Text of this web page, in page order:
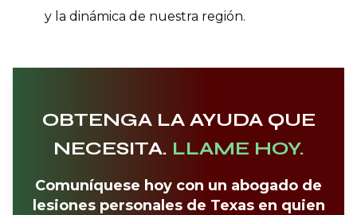
y la dinámica de nuestra región.
OBTENGA LA AYUDA QUE
NECESITA. LLAME HOY.
Comuníquese hoy con un abogado de
lesiones personales de Texas en quien